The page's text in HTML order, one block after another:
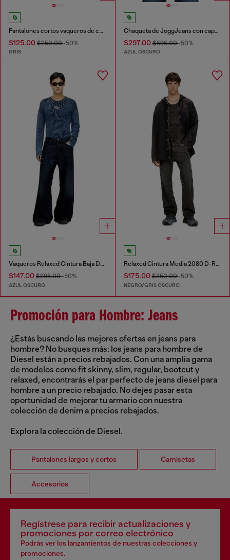
Pantalones cortos vaqueros de corte relajado
$125.00 $250.00-50%
GRIS
Chaqueta de JoggJeans con capucha
$297.00$595.00-50%
AZUL OSCURO
Vaqueros Relaxed Cintura Baja D-Rise
$147.00 $295.00-50%
AZUL OSCURO
Relaxed Cintura Media 2080 D-Reel Joggjeans®
$175.00$350.00-50%
NEGRO/GRIS OSCURO
Promoción para Hombre: Jeans
¿Estás buscando las mejores ofertas en jeans para
hombre? No busques más: los jeans para hombre de
Diesel están a precios rebajados. Con una amplia gama
de modelos como fit skinny, slim, regular, bootcut y
relaxed, encontrarás el par perfecto de jeans diesel para
hombre a un precio rebajado. No dejes pasar esta
oportunidad de mejorar tu armario con nuestra
colección de denim a precios rebajados.
Explora la colección de Diesel.
Pantalones largos y cortos Camisetas
Accesorios
Regístrese para recibir actualizaciones y
promociones por correo electrónico
Podrás ver los lanzamientos de nuestras colecciones y
promociones.